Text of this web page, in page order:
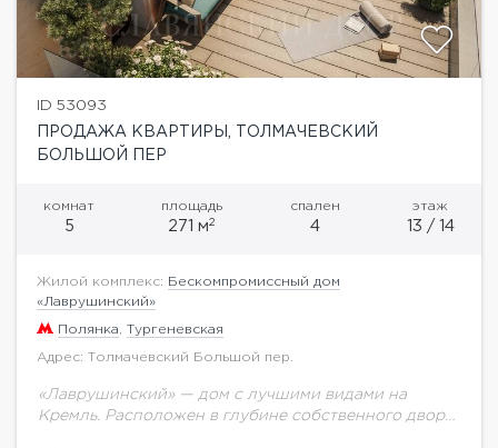
ID 53093
ПРОДАЖА КВАРТИРЫ, ТОЛМАЧЕВСКИЙ
БОЛЬШОЙ ПЕР
комнат
5
площадь
271 м2
спален
4
этаж
13 / 14
Жилой комплекс:
Бескомпромиссный дом
«Лаврушинский»
Полянка Тургеневская
Адрес: Толмачевский Большой пер.
«Лаврушинский» — дом с лучшими видами на
Кремль. Расположен в глубине собственного двора-